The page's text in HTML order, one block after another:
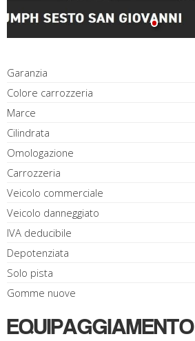
Garanzia
Colore carrozzeria
Marce
Cilindrata
Omologazione
Carrozzeria
Veicolo commerciale
Veicolo danneggiato
IVA deducibile
Depotenziata
Solo pista
Gomme nuove
EQUIPAGGIAMENTO